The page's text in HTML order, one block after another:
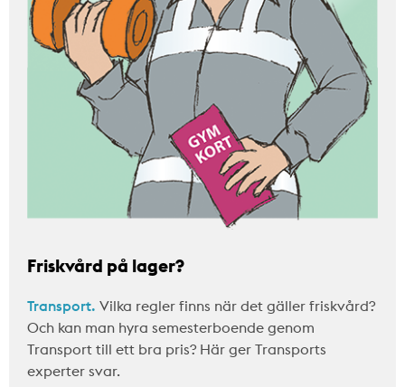
Friskvård på lager?
Transport. Vilka regler finns när det gäller friskvård?
Och kan man hyra semesterboende genom
Transport till ett bra pris? Här ger Transports
experter svar.